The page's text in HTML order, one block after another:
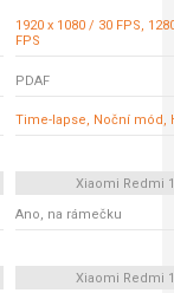
1920 x 1080 / 30 FPS,
FPS
PDAF
Time-lapse, Noční mód,
Xiaomi Redmi
Ano, na rámečku
Xiaomi Redmi